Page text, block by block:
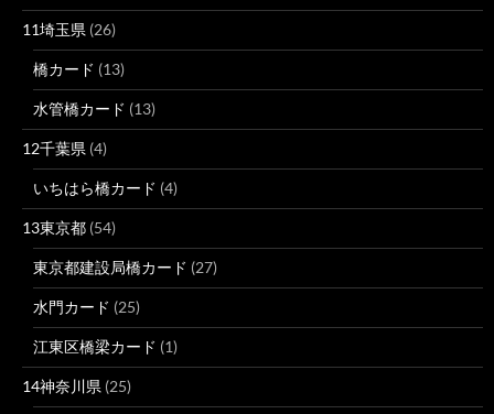
11埼玉県 (26)
橋カード (13)
水管橋カード (13)
12千葉県 (4)
いちはら橋カード (4)
13東京都 (54)
東京都建設局橋カード (27)
水門カード (25)
江東区橋梁カード (1)
14神奈川県 (25)